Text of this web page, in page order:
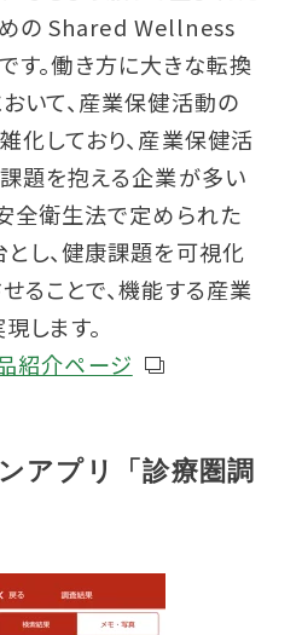
の Shared Wellness
。働き方に大きな転換
いて、産業保健活動の
化しており、産業保健活
題を抱える企業が多い
全衛生法で定められた
し、健康課題を可視化
ることで、機能する産業
します。
紹介ページ
アプリ「診療圏調